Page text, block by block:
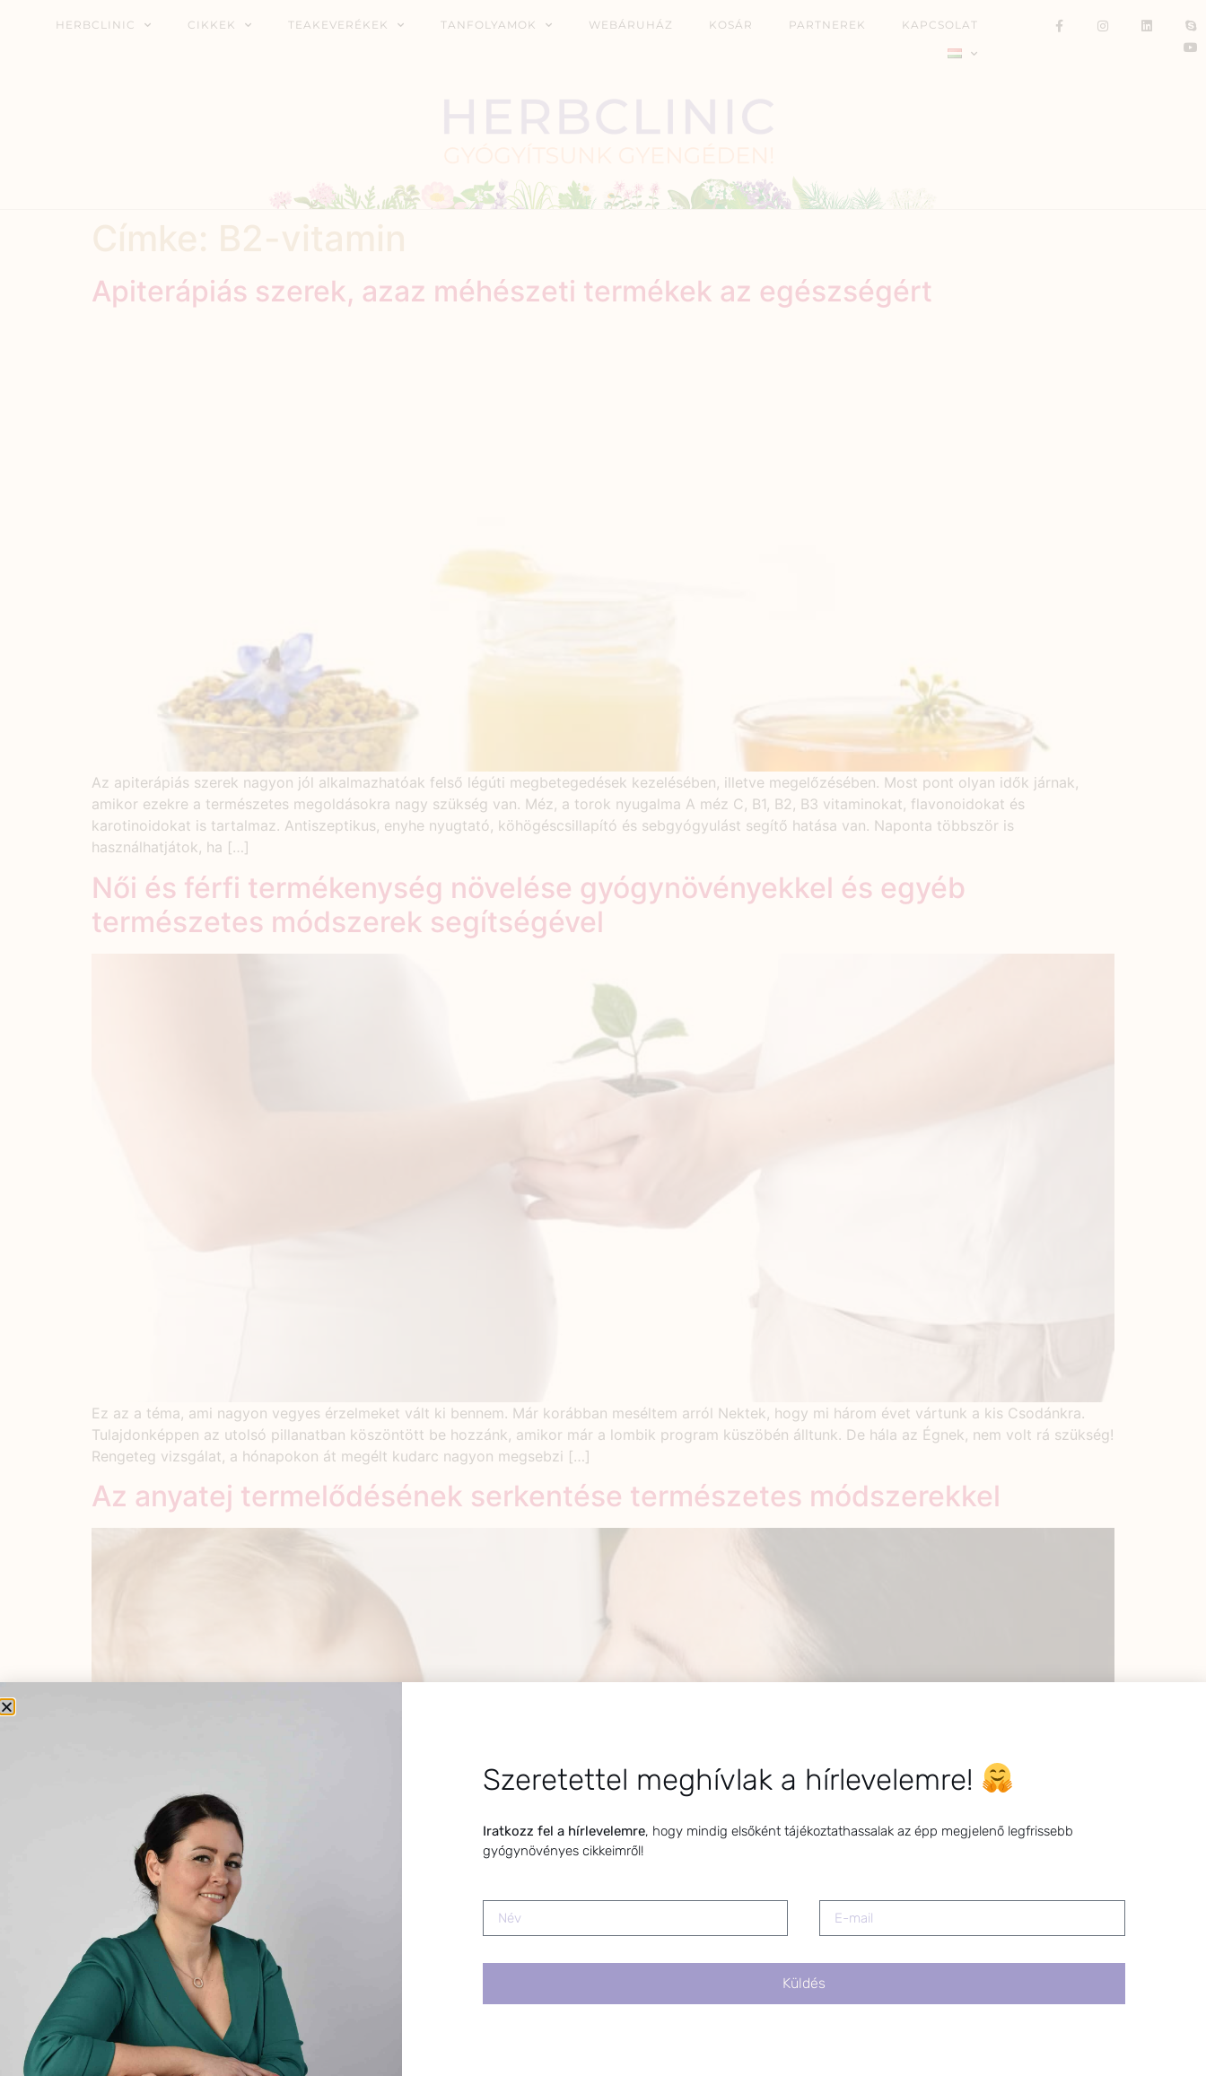
HERBCLINIC CIKKEK TEAKEVERÉKEK TANFOLYAMOK WEBÁRUHÁZ KOSÁR PARTNEREK KAPCSOLAT
Apiterápiás szerek, azaz méhészeti termékek az egészségért
Az apiterápiás szerek nagyon jól alkalmazhatóak felső légúti megbetegedések kezelésében, illetve megelőzésében. Most pont olyan idők járnak,
amikor ezekre a természetes megoldásokra nagy szükség van. Méz, a torok nyugalma A méz C, B1, B2, B3 vitaminokat, flavonoidokat és
karotinoidokat is tartalmaz. Antiszeptikus, enyhe nyugtató, köhögéscsillapító és sebgyógyulást segítő hatása van. Naponta többször is
használhatjátok, ha […]
Női és férfi termékenység növelése gyógynövényekkel és egyéb
természetes módszerek segítségével
Ez az a téma, ami nagyon vegyes érzelmeket vált ki bennem. Már korábban meséltem arról Nektek, hogy mi három évet vártunk a kis Csodánkra.
Tulajdonképpen az utolsó pillanatban köszöntött be hozzánk, amikor már a lombik program küszöbén álltunk. De hála az Égnek, nem volt rá szükség!
Rengeteg vizsgálat, a hónapokon át megélt kudarc nagyon megsebzi […]
Az anyatej termelődésének serkentése természetes módszerekkel
A kismamák döntő többségében felmerül már a terhesség idején a kérdés, hogy akarom-e, vajon fogom-e tudni szoptatni a kisbabámat, lesz-e elég
tejem. Nálam fel sem merült, hogy ne anyatejjel tápláljam a kislányomat, ahogy megfogant elhatároztam, hogy mindent megteszek azért, hogy
egészséges anyatejes baba legyen. A szerencsések közé tartoztam, 26 hónapig szoptattam a kislányomat. S utólag […]
Szeretettel meghívlak a hírlevelemre!
Iratkozz fel a hírlevelemre, hogy mindig elsőként tájékoztathassalak az épp megjelenő legfrissebb
gyógynövényes cikkeimről!
Küldés